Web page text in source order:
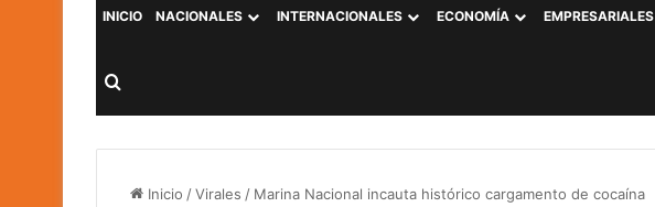
INICIO NACIONALES INTERNACIONALES ECONOMÍA EMPRESARIALES
Buscar por
Inicio /Virales / Marina Nacional incauta histórico cargamento de cocaína